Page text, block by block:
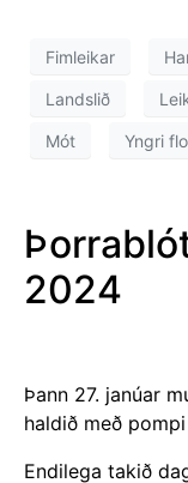
Fimleikar
Landslið
Mót Yngri
2024
Þann 27. janúar
haldið með
Endilega takið